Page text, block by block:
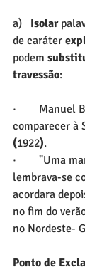
a) Isolar
de caráter
podem
travessão:
·        Manuel
comparecer à
(1922).
·        "Uma
lembrava-se
acordara
no fim do
no Nordeste-
Ponto de